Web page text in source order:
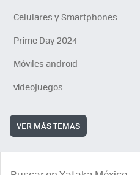
Celulares y Smartphones
Prime Day 2024
Móviles android
videojuegos
VER MÁS TEMAS